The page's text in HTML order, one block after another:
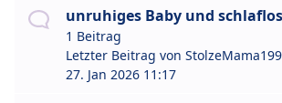
unruhiges Baby und
1 Beitrag
Letzter Beitrag von
27. Jan 2026 11:17